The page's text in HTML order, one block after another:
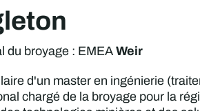
du broyage : EMEAWeir
d'un master en ingénierie
chargé de la broyage pour la